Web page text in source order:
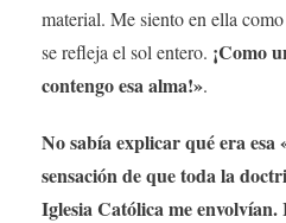
material. Me siento en ella
se refleja el sol entero. ¡Como
contengo esa alma!».
No sabía explicar qué era esa
sensación de que toda la
Iglesia Católica me envolvían.